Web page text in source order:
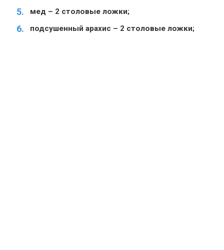
мед – 2 столовые ложки;
подсушенный арахис – 2 столовые ложки;